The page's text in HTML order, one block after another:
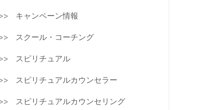
キャンペーン情報
スクール・コーチング
スピリチュアル
スピリチュアルカウンセラー
スピリチュアルカウンセリング